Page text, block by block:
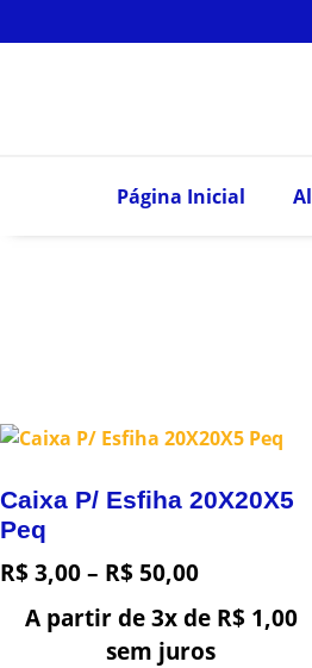
Página Inicial
Caixa P/ Esfiha 20X20X5
Peq
R$3,00– R$ 50,00
A partir de 3x de R$1,00
sem juros